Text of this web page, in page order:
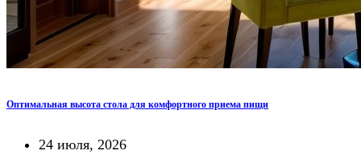
Оптимальная высота стола для комфортного приема пищи
24 июля, 2026